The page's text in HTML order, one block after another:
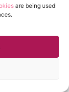
are being used